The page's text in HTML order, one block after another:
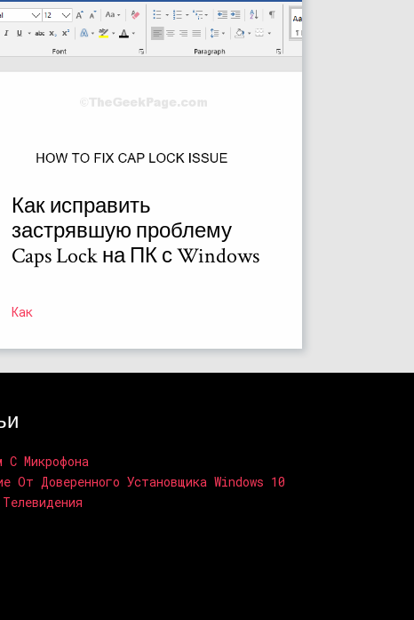
Как исправить
застрявшую проблему
Caps Lock на ПК с Windows
Как
С Микрофона
От Доверенного Установщика Windows 10